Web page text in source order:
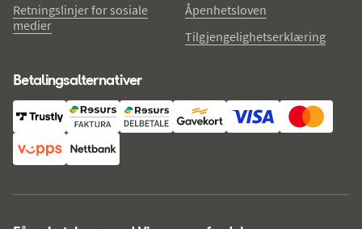
Retningslinjer for sosiale
medier
Åpenhetsloven
Tilgjengelighetserklæring
Betalingsalternativer